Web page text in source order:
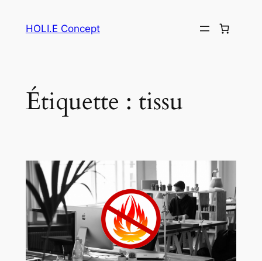
HOLI.E Concept
Étiquette : tissu